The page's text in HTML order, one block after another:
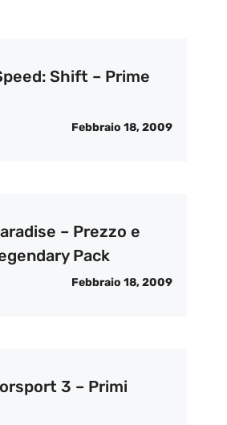
Shift – Prime
Febbraio 18, 2009
– Prezzo e
Pack
Febbraio 18, 2009
3 – Primi